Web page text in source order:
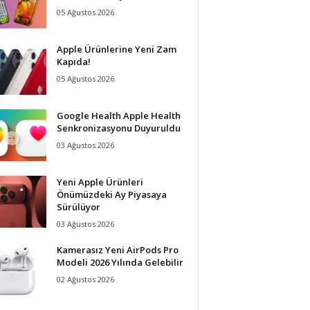
05 Ağustos 2026
Apple Ürünlerine Yeni Zam
Kapıda!
05 Ağustos 2026
Google Health Apple Health
Senkronizasyonu Duyuruldu
03 Ağustos 2026
Yeni Apple Ürünleri
Önümüzdeki Ay Piyasaya
Sürülüyor
03 Ağustos 2026
Kamerasız Yeni AirPods Pro
Modeli 2026 Yılında Gelebilir
02 Ağustos 2026